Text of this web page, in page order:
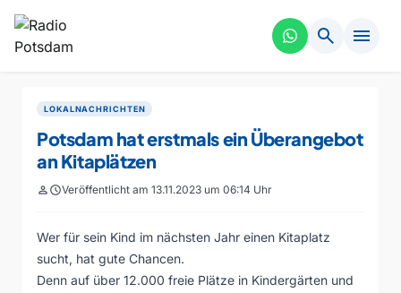
search menu
LOKALNACHRICHTEN
Potsdam hat erstmals ein Überangebot
an Kitaplätzen
personscheduleVeröffentlicht am 13.11.2023 um 06:14 Uhr
Wer für sein Kind im nächsten Jahr einen Kitaplatz
sucht, hat gute Chancen.
Denn auf über 12.000 freie Plätze in Kindergärten und